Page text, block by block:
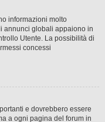
informazioni molto
annunci globali appaiono in
Utente. La possibilità di
concessi
e dovrebbero essere
a ogni pagina del forum in